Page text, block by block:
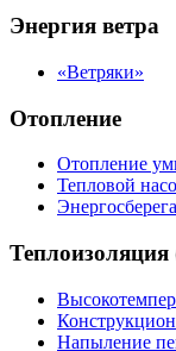
Энергия ветра
«Ветряки»
Отопление
Отопление
Тепловой
Теплоизоляция
Напыление